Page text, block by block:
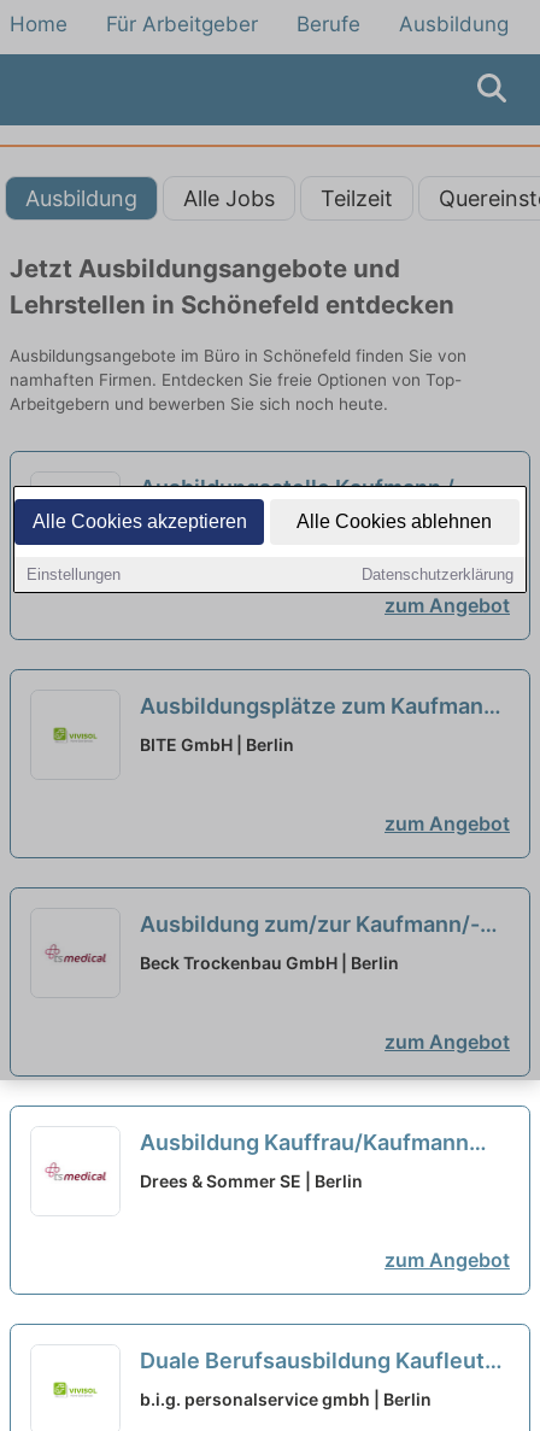
Alle Cookies akzeptieren Alle Cookies ablehnen
Einstellungen Datenschutzerklärung
Home Für Arbeitgeber Berufe Ausbildung
Ausbildung Alle Jobs Teilzeit
Jetzt Ausbildungsangebote und
Lehrstellen in Schönefeld entdecken
Ausbildungsangebote im Büro in Schönefeld finden Sie von
namhaften Firmen. Entdecken Sie freie Optionen von Top-
Arbeitgebern und bewerben Sie sich noch heute.
Ausbildungsstelle Kaufmann /
Kauffrau für Büromanagement
(m/w/d) am Standort Teublitz
4D Engineering GmbH & Co.KG GmbH | Berlin
zum Angebot
Ausbildungsplätze zum Kaufmann
für Büromanagement (m/w/d) zum
BITE GmbH | Berlin
zum Angebot
Ausbildung zum/zur Kaufmann/-
frau für Büromanagement (m/w/d)
Beck Trockenbau GmbH | Berlin
zum Angebot
Ausbildung Kauffrau/Kaufmann
(w/m/d) für Büromanagement
Drees & Sommer SE | Berlin
zum Angebot
Duale Berufsausbildung Kaufleute
für Büromanagement (m/w/d)
b.i.g. personalservice gmbh | Berlin